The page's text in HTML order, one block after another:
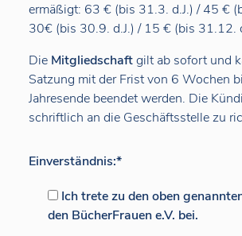
ermäßigt: 63 € (bis 31.3. d.J.) / 45 €
30€ (bis 30.9. d.J.) / 15 € (bis 31.12.
Die Mitgliedschaftgilt ab sofort und
Satzung mit der Frist von 6 Wochen
Jahresende beendet werden. Die
schriftlich an die Geschäftsstelle zu
Einverständnis:*
den BücherFrauen e.V. bei.